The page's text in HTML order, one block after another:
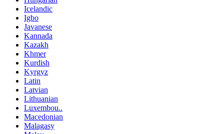
Icelandic
Igbo
Javanese
Kannada
Kazakh
Khmer
Kurdish
Kyrgyz
Latin
Latvian
Lithuanian
Luxembou..
Macedonian
Malagasy